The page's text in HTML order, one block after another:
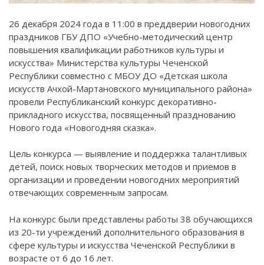
26 декабря 2024 года в 11:00 в преддверии новогодних
праздников ГБУ ДПО «Учебно-методический центр
повышения квалификации работников культуры и
искусства» Министерства культуры Чеченской
Республики совместно с МБОУ ДО «Детская школа
искусств Ачхой-Мартановского муниципального района»
провели Республиканский конкурс декоративно-
прикладного искусства, посвященный празднованию
Нового года «Новогодняя сказка».
Цель конкурса — выявление и поддержка талантливых
детей, поиск новых творческих методов и приемов в
организации и проведении новогодних мероприятий
отвечающих современным запросам.
На конкурс были представлены работы 38 обучающихся
из 20-ти учреждений дополнительного образования в
сфере культуры и искусства Чеченской Республики в
возрасте от 6 до 16 лет.